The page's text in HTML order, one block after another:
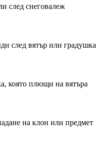
след снеговалеж
след вятър или градушка
която плющи на вятъра
на клон или предмет